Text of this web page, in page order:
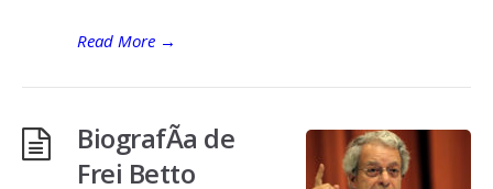
Read More →
BiografÃ­a de
Frei Betto